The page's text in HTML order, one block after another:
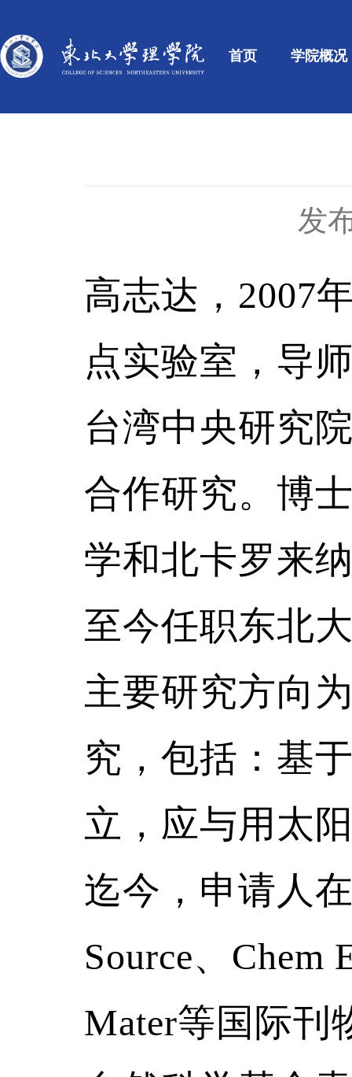
首页 学院概况
发
高志达， 2007
点实验室，导
台湾中央研究
合作研究。博
学和北卡罗来
至今任职东北
主要研究方向
究，包括：基
立，应与用太
迄今，申请人
Source、 Chem
Mater等国际刊